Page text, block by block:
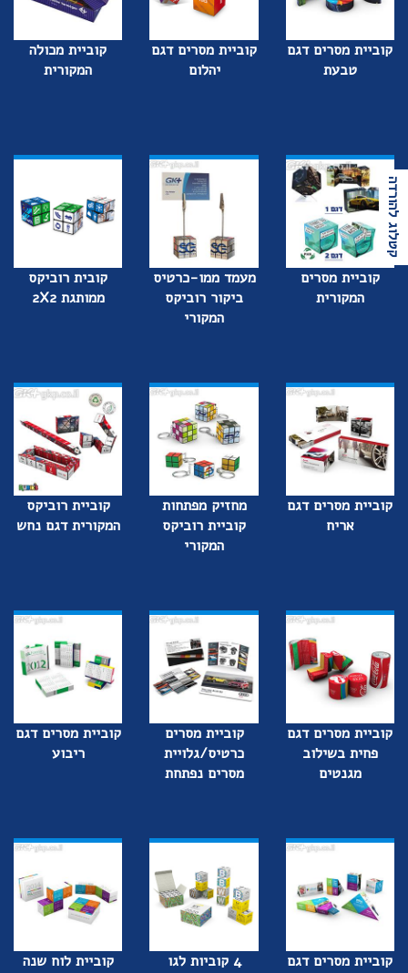
קטלוג להורדה
קוביית מסרים דגם
טבעת
קוביית מסרים דגם
יהלום
קוביית מכולה
המקורית
קוביית מסרים
המקורית
מעמד ממו-כרטיס
ביקור רוביקס
המקורי
קובית רוביקס
ממותגת 2X2
קוביית מסרים דגם
אריח
מחזיק מפתחות
קוביית רוביקס
המקורי
קוביית רוביקס
המקורית דגם נחש
קוביית מסרים דגם
פחית בשילוב
מגנטים
קוביית מסרים
כרטיס/גלויית
מסרים נפתחת
קוביית מסרים דגם
ריבוע
קוביית מסרים דגם
4 קוביות לגו
קוביית לוח שנה